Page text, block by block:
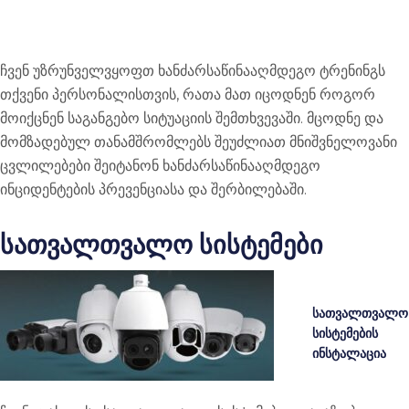
ჩვენ უზრუნველვყოფთ ხანძარსაწინააღმდეგო ტრენინგს
თქვენი პერსონალისთვის, რათა მათ იცოდნენ როგორ
მოიქცნენ საგანგებო სიტუაციის შემთხვევაში. მცოდნე და
მომზადებულ თანამშრომლებს შეუძლიათ მნიშვნელოვანი
ცვლილებები შეიტანონ ხანძარსაწინააღმდეგო
ინციდენტების პრევენციასა და შერბილებაში.
სათვალთვალო სისტემები
სათვალთვალო
სისტემების
ინსტალაცია